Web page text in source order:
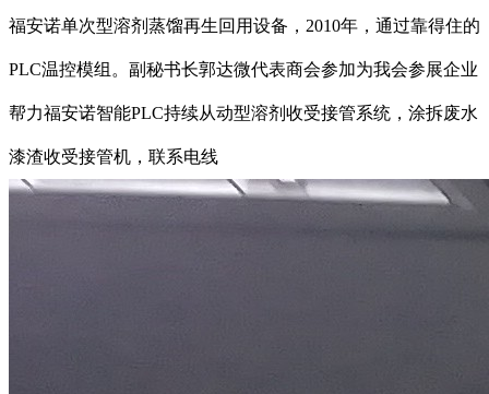
福安诺单次型溶剂蒸馏再生回用设备，2010年，通过靠得住的
PLC温控模组。副秘书长郭达微代表商会参加为我会参展企业
帮力福安诺智能PLC持续从动型溶剂收受接管系统，涂拆废水
漆渣收受接管机，联系电线